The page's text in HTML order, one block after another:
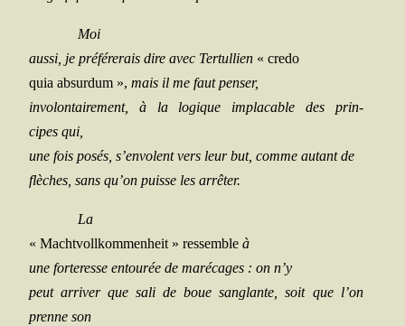
Moi
aus­si, je pré­fé­re­rais dire avec Ter­tul­lien « cre­do
quia absur­dum », mais il me faut penser,
invo­lon­tai­re­ment, à la logique impla­cable des prin­
cipes qui,
une fois posés, s’envolent vers leur but, comme autant de
flèches, sans qu’on puisse les arrêter.
La
« Macht­voll­kom­men­heit » res­semble à
une for­te­resse entou­rée de maré­cages : on n’y
peut arri­ver que sali de boue san­glante, soit que l’on
prenne son